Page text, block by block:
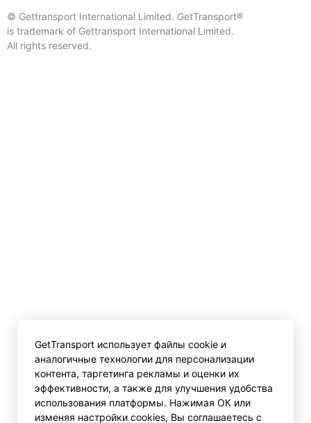
© Gettransport International Limited. GetTransport®
is trademark of Gettransport International Limited.
All rights reserved.
GetTransport использует файлы cookie и
аналогичные технологии для персонализации
контента, таргетинга рекламы и оценки их
эффективности, а также для улучшения удобства
использования платформы. Нажимая ОК или
изменяя настройки cookies, Вы соглашаетесь с